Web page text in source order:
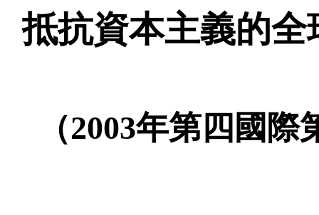
抵抗資本主義的全
（2003年第四國際